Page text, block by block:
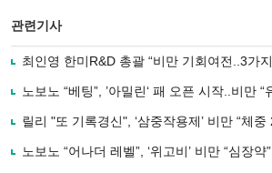
로
기
사
유
기
관련기사
최인영 한미R&D 총괄 “비만 기회여전..3가
노보노 “베팅”, ’아밀린‘ 패 오픈 시작..비만 “
릴리 "또 기록경신", ‘삼중작용제’ 비만 “체중
노보노 “어나더 레벨”, ‘위고비’ 비만 “심장약